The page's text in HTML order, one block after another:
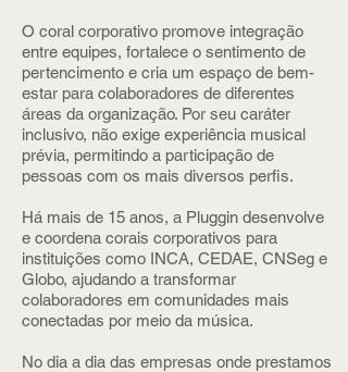
O coral corporativo promove integração
entre equipes, fortalece o sentimento de
pertencimento e cria um espaço de bem-
estar para colaboradores de diferentes
áreas da organização. Por seu caráter
inclusivo, não exige experiência musical
prévia, permitindo a participação de
pessoas com os mais diversos perfis.
Há mais de 15 anos, a Pluggin desenvolve
e coordena corais corporativos para
instituições como INCA, CEDAE, CNSeg e
Globo, ajudando a transformar
colaboradores em comunidades mais
conectadas por meio da música.
No dia a dia das empresas onde prestamos